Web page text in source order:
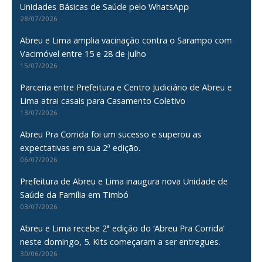
Unidades Básicas de Saúde pelo WhatsApp
28/07/2026
Abreu e Lima amplia vacinação contra o Sarampo com
Vacimóvel entre 15 e 28 de julho
15/07/2026
Parceria entre Prefeitura e Centro Judiciário de Abreu e
Lima atrai casais para Casamento Coletivo
13/07/2026
Abreu Pra Corrida foi um sucesso e superou as
expectativas em sua 2ª edição.
06/07/2026
Prefeitura de Abreu e Lima inaugura nova Unidade de
Saúde da Família em Timbó
03/07/2026
Abreu e Lima recebe 2ª edição do ‘Abreu Pra Corrida’
neste domingo, 5. Kits começaram a ser entregues.
30/06/2026